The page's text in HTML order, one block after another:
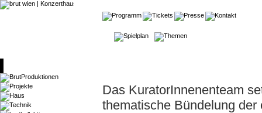
Das KuratorInnenenteam
thematische Bündelung